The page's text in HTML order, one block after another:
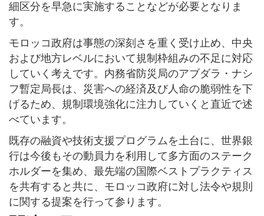
細区分を早急に実施することなどが必要となりま
す。
モロッコ政府は事態の深刻さを重く受け止め、中央
および地方レベルにおいて規制枠組みの不足に対応
していく考えです。内務省防災局のアブダラ・ナシ
フ暫定局長は、災害への経済及び人命の脆弱性を下
げるため、規制環境強化に注力していくと直近で述
べています。
既存の融資や技術支援プログラムを土台に、世界銀
行は今後もその動員力を利用して多方面のステーク
ホルダーを集め、最先端の国際ベストプラクティス
を共有すると共に、モロッコ政府に対し法令や規則
に関する提案を行って参ります。